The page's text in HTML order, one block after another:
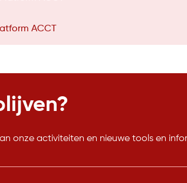
ACCT
onze activiteiten en nieuwe tools en